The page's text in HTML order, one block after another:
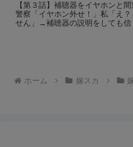
【第３話】補聴器をイヤホンと間
警察「イヤホン外せ！」私「え？
せん」→補聴器の説明をしても信
ホーム 嫁スカ